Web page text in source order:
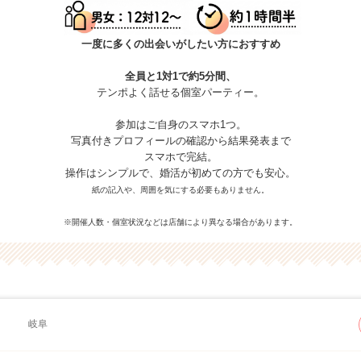
一度に多くの出会いがしたい方におすすめ
全員と1対1で約5分間、
テンポよく話せる個室パーティー。
参加はご自身のスマホ1つ。
写真付きプロフィールの確認から結果発表まで
スマホで完結。
操作はシンプルで、婚活が初めての方でも安心。
紙の記入や、周囲を気にする必要もありません。
※開催人数・個室状況などは店舗により異なる場合があります。
岐阜